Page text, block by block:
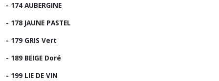
- 174 AUBERGINE
- 178 JAUNE PASTEL
- 179 GRIS Vert
- 189 BEIGE Doré
- 199 LIE DE VIN